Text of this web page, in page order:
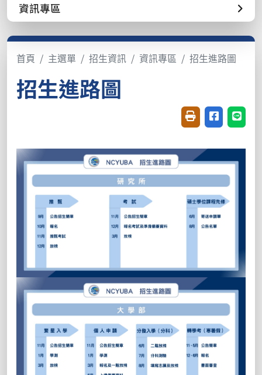
資訊專區
首頁 主選單 招生資訊 資訊專區 招生進路圖
招生進路圖
友善列印(開新視
分享至臉書
分享